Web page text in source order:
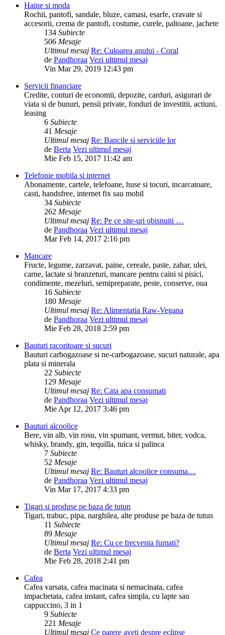
Haine si moda
Rochii, pantofi, sandale, bluze, camasi, esarfe, cravate si
accesorii, crema de pantofi, costume, curele, paltoane, jachete
134 Subiecte
506 Mesaje
Ultimul mesaj Re: Culoarea anului - Coral
de Pandhoraa Vezi ultimul mesaj
Vin Mar 29, 2019 12:43 pm
Servicii financiare
Credite, conturi de economii, depozite, carduri, asigurari de
viata si de bunuri, pensii private, fonduri de investitii, actiuni,
leasing
6 Subiecte
41 Mesaje
Ultimul mesaj Re: Bancile si serviciile lor
de Berta Vezi ultimul mesaj
Mie Feb 15, 2017 11:42 am
Telefonie mobila si internet
Abonamente, cartele, telefoane, huse si tocuri, incarcatoare,
casti, handsfree, internet fix sau mobil
34 Subiecte
262 Mesaje
Ultimul mesaj Re: Pe ce site-uri obisnuiti …
de Pandhoraa Vezi ultimul mesaj
Mar Feb 14, 2017 2:16 pm
Mancare
Fructe, legume, zarzavat, paine, cereale, paste, zahar, ulei,
carne, lactate si branzeturi, mancare pentru caini si pisici,
condimente, mezeluri, semipreparate, peste, conserve, oua
16 Subiecte
180 Mesaje
Ultimul mesaj Re: Alimentatia Raw-Vegana
de Pandhoraa Vezi ultimul mesaj
Mie Feb 28, 2018 2:59 pm
Bauturi racoritoare si sucuri
Bauturi carbogazoase si ne-carbogazoase, sucuri naturale, apa
plata si minerala
22 Subiecte
129 Mesaje
Ultimul mesaj Re: Cata apa consumati
de Pandhoraa Vezi ultimul mesaj
Mie Apr 12, 2017 3:46 pm
Bauturi alcoolice
Bere, vin alb, vin rosu, vin spumant, vermut, biter, vodca,
whisky, brandy, gin, tequilla, tuica si palinca
7 Subiecte
52 Mesaje
Ultimul mesaj Re: Bauturi alcoolice consuma…
de Pandhoraa Vezi ultimul mesaj
Vin Mar 17, 2017 4:33 pm
Tigari si produse pe baza de tutun
Tigari, trabuc, pipa, narghilea, alte produse pe baza de tutun
11 Subiecte
89 Mesaje
Ultimul mesaj Re: Cu ce frecventa fumati?
de Berta Vezi ultimul mesaj
Mie Feb 28, 2018 2:41 pm
Cafea
Cafea varsata, cafea macinata si nemacinata, cafea
impachetata, cafea instant, cafea simpla, cu lapte sau
cappuccino, 3 in 1
9 Subiecte
221 Mesaje
Ultimul mesaj Ce parere aveti despre eclipse